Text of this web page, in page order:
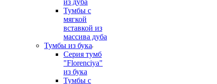
из дуба
Тумбы с
мягкой
вставкой из
массива дуба
Тумбы из бука
Серия тумб
"Florenciya"
из бука
Тумбы с